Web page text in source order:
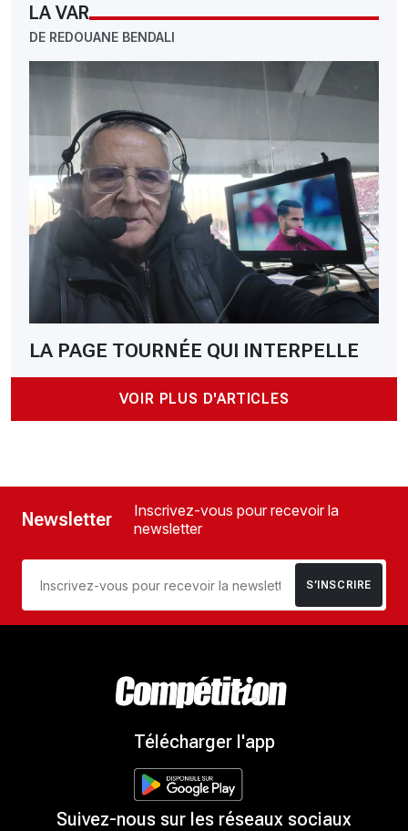
LA VAR
DE REDOUANE BENDALI
LA PAGE TOURNÉE QUI INTERPELLE
VOIR PLUS D'ARTICLES
Newsletter
Inscrivez-vous pour recevoir la
newsletter
S’INSCRIRE
Télécharger l'app
Suivez-nous sur les réseaux sociaux